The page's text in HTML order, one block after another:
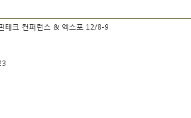
테크 컨퍼런스 & 엑스포 12/8-9